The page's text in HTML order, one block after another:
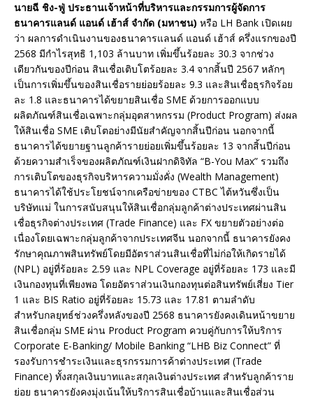
นายฉี ชิง-ฟู่ ประธานเจ้าหน้าที่บริหารและกรรมการผู้จัดการ
ธนาคารแลนด์ แอนด์ เฮ้าส์ จำกัด (มหาชน) หรือ LH Bank เปิดเผย
ว่า ผลการดำเนินงานของธนาคารแลนด์ แอนด์ เฮ้าส์ ครึ่งแรกของปี
2568 มีกำไรสุทธิ 1,103 ล้านบาท เพิ่มขึ้นร้อยละ 30.3 จากช่วง
เดียวกันของปีก่อน สินเชื่อเติบโตร้อยละ 3.4 จากสิ้นปี 2567 หลักๆ
เป็นการเพิ่มขึ้นของสินเชื่อรายย่อยร้อยละ 9.3 และสินเชื่อธุรกิจร้อย
ละ 1.8 และธนาคารได้ขยายสินเชื่อ SME ด้วยการออกแบบ
ผลิตภัณฑ์สินเชื่อเฉพาะกลุ่มอุตสาหกรรม (Product Program) ส่งผล
ให้สินเชื่อ SME เติบโตอย่างมีนัยสำคัญจากสิ้นปีก่อน นอกจากนี้
ธนาคารได้ขยายฐานลูกค้ารายย่อยเพิ่มขึ้นร้อยละ 13 จากสิ้นปีก่อน
ด้วยความสำเร็จของผลิตภัณฑ์เงินฝากดิจิทัล “B-You Max” รวมถึง
การเติบโตของธุรกิจบริหารความมั่งคั่ง (Wealth Management)
ธนาคารได้ใช้ประโยชน์จากเครือข่ายของ CTBC ไต้หวันซึ่งเป็น
บริษัทแม่ ในการสนับสนุนให้สินเชื่อกลุ่มลูกค้าต่างประเทศผ่านสิน
เชื่อธุรกิจต่างประเทศ (Trade Finance) และ FX ขยายตัวอย่างต่อ
เนื่องโดยเฉพาะกลุ่มลูกค้าจากประเทศจีน นอกจากนี้ ธนาคารยังคง
รักษาคุณภาพสินทรัพย์โดยมีอัตราส่วนสินเชื่อที่ไม่ก่อให้เกิดรายได้
(NPL) อยู่ที่ร้อยละ 2.59 และ NPL Coverage อยู่ที่ร้อยละ 173 และมี
เงินกองทุนที่เพียงพอ โดยอัตราส่วนเงินกองทุนต่อสินทรัพย์เสี่ยง Tier
1 และ BIS Ratio อยู่ที่ร้อยละ 15.73 และ 17.81 ตามลำดับ
สำหรับกลยุทธ์ช่วงครึ่งหลังของปี 2568 ธนาคารยังคงเดินหน้าขยาย
สินเชื่อกลุ่ม SME ผ่าน Product Program ควบคู่กับการให้บริการ
Corporate E-Banking/ Mobile Banking “LHB Biz Connect” ที่
รองรับการชำระเงินและธุรกรรมการค้าต่างประเทศ (Trade
Finance) ทั้งสกุลเงินบาทและสกุลเงินต่างประเทศ สำหรับลูกค้าราย
ย่อย ธนาคารยังคงมุ่งเน้นให้บริการสินเชื่อบ้านและสินเชื่อส่วน